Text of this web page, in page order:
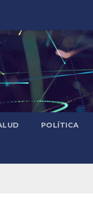
POLÍTICA